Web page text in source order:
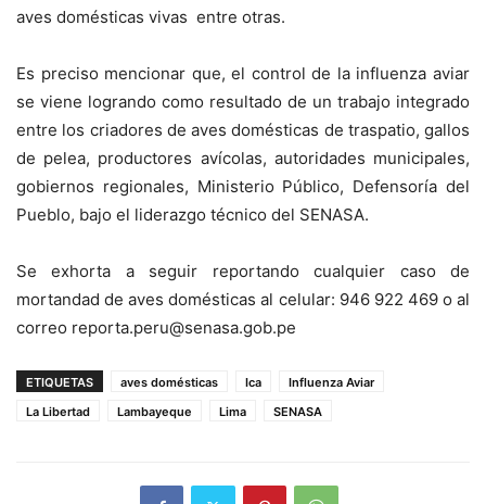
aves domésticas vivas entre otras.
Es preciso mencionar que, el control de la influenza aviar
se viene logrando como resultado de un trabajo integrado
entre los criadores de aves domésticas de traspatio, gallos
de pelea, productores avícolas, autoridades municipales,
gobiernos regionales, Ministerio Público, Defensoría del
Pueblo, bajo el liderazgo técnico del SENASA.
Se exhorta a seguir reportando cualquier caso de
mortandad de aves domésticas al celular: 946 922 469 o al
correo reporta.peru@senasa.gob.pe
ETIQUETAS aves domésticas Ica
Influenza Aviar
La Libertad
Lambayeque Lima SENASA